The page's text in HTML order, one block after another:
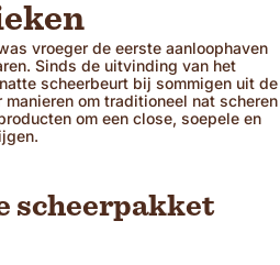
vroeger de eerste aanloophaven
Sinds de uitvinding van het
scheerbeurt bij sommigen uit de
om traditioneel nat scheren
om een ​​close, soepele en
scheerpakket